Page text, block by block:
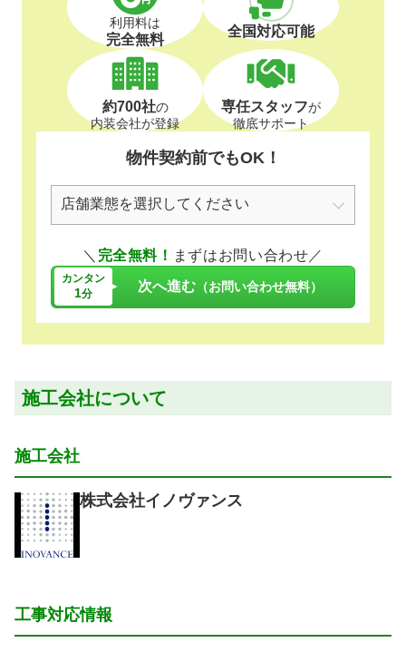
利用料は
完全無料 全国対応可能
約700社の
内装会社が登録
専任スタッフが
徹底サポート
物件契約前でもOK！
＼ 完全無料！ まずはお問い合わせ／
カンタン
1分 次へ進む （お問い合わせ無料）
施工会社について
施工会社
株式会社イノヴァンス
工事対応情報